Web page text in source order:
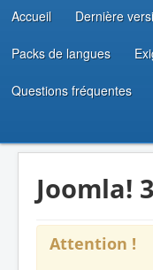
RESSOURCES
Accueil Dernière
Packs de langues
Questions fréquentes
Joomla!
Attention !